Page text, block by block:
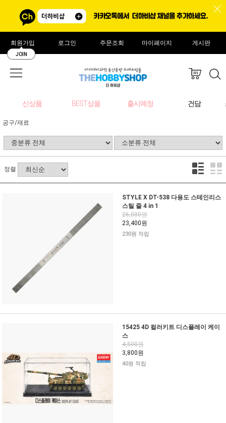
회원가입
JOIN
로그인 주문조회 마이페이지 게시판
신상품 BEST상품 출시예정 건담
공구/재료
정렬
STYLE X DT-538 다용도 스테인리스
스틸 줄 4 in 1
26,000원
23,400원
230원 적립
15425 4D 컬러키트 디스플레이 케이
스
4,500원
3,800원
40원 적립